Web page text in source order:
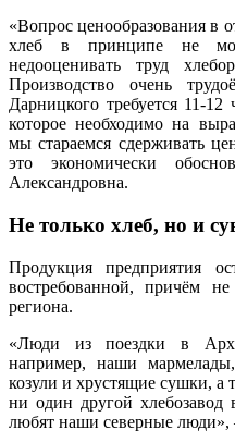
«Вопрос ценообразования в
хлеб в принципе не
недооценивать труд
Производство очень
Дарницкого требуется 11-
которое необходимо на
мы стараемся сдерживать
это экономически
Александровна.
Не только хлеб, но и
Продукция предприятия
востребованной, причём
региона.
«Люди из поездки в
например, наши мармелады,
козули и хрустящие сушки, а
ни один другой
любят наши северные